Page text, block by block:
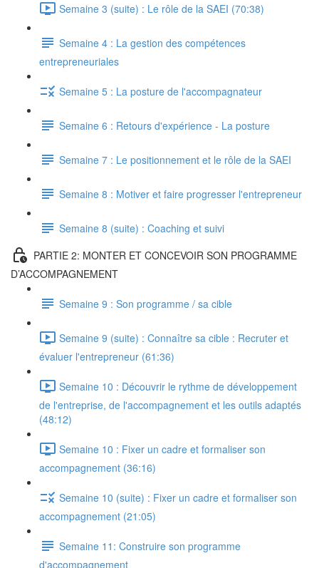
Semaine 3 (suite) : Le rôle de la SAEI (70:38)
Semaine 4 : La gestion des compétences
entrepreneuriales
Semaine 5 : La posture de l'accompagnateur
Semaine 6 : Retours d'expérience - La posture
Semaine 7 : Le positionnement et le rôle de la SAEI
Semaine 8 : Motiver et faire progresser l'entrepreneur
Semaine 8 (suite) : Coaching et suivi
PARTIE 2: MONTER ET CONCEVOIR SON PROGRAMME
D’ACCOMPAGNEMENT
Semaine 9 : Son programme / sa cible
Semaine 9 (suite) : Connaître sa cible : Recruter et
évaluer l'entrepreneur (61:36)
Semaine 10 : Découvrir le rythme de développement
de l'entreprise, de l'accompagnement et les outils adaptés
(48:12)
Semaine 10 : Fixer un cadre et formaliser son
accompagnement (36:16)
Semaine 10 (suite) : Fixer un cadre et formaliser son
accompagnement (21:05)
Semaine 11: Construire son programme
d'accompagnement